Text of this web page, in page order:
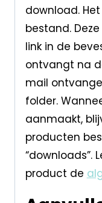
download.
bestand.
link in de
ontvangt na
mail
folder.
aanmaakt,
producten
“downloads”.
product de